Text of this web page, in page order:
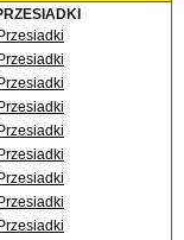
Przesiadki
Przesiadki
Przesiadki
Przesiadki
Przesiadki
Przesiadki
Przesiadki
Przesiadki
Przesiadki